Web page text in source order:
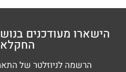
הישארו מעודכנים
הרשמה לניוזלטר של